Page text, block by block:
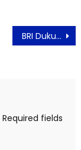
BRI Dukung ICEx sebagai Tonggak Baru Penguatan Ekosistem Aset Digital Indonesia
Required fields